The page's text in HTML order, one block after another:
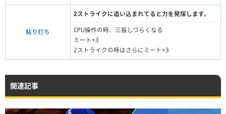
粘り打ち
2ストライクに追い込まれてると力を発揮します。
CPU操作の時、三振しづらくなる
ミート+3
2ストライクの時はさらにミート+3
関連記事